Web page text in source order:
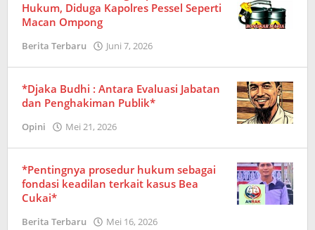
Hukum, Diduga Kapolres Pessel Seperti
Macan Ompong
Berita Terbaru Juni 7, 2026
*Djaka Budhi : Antara Evaluasi Jabatan
dan Penghakiman Publik*
Opini Mei 21, 2026
*Pentingnya prosedur hukum sebagai
fondasi keadilan terkait kasus Bea
Cukai*
Berita Terbaru Mei 16, 2026